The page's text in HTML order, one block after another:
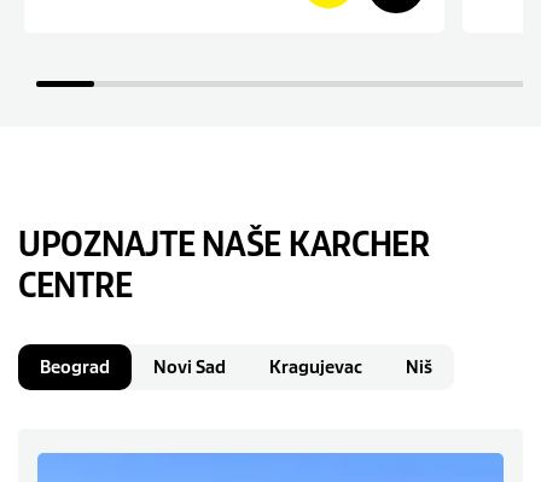
UPOZNAJTE NAŠE KARCHER
CENTRE
Beograd Novi Sad Kragujevac Niš